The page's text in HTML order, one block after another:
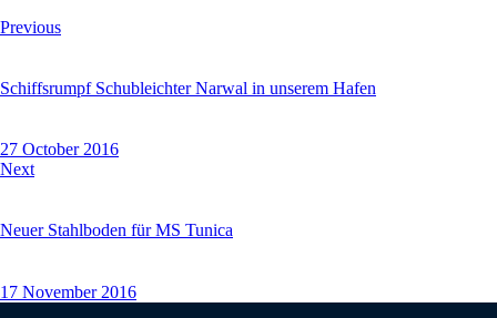
Previous
Schiffsrumpf Schubleichter Narwal in unserem Hafen
27 October 2016
Next
Neuer Stahlboden für MS Tunica
17 November 2016